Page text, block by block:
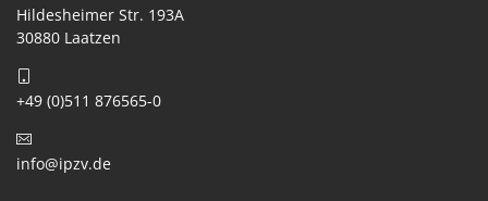
Hildesheimer Str. 193A
30880 Laatzen
+49 (0)511 876565-0
info@ipzv.de